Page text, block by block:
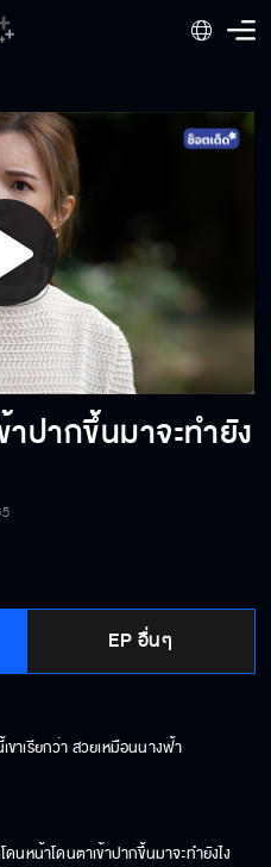
าปากขึ้นมาจะทำยัง
EP อื่นๆ
าสรอดกี่เปอร์เซ็นต์
จะได้หายหงุดหงิด
การต้องทนดูสิ่งที่ทุกคนทำมาสูญ
ว่าต้องใช้สาวพรหมจรรย์ปักตะไคร้ไล่
ขาเรียกว่า สวยเหมือนนางฟ้า
ดนหน้าโดนตาเข้าปากขึ้นมาจะทำยังไง